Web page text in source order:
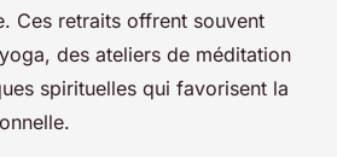
Ces retraits offrent souvent
des ateliers de méditation
spirituelles qui favorisent la